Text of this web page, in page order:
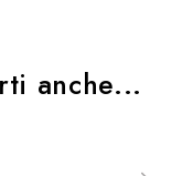
anche...